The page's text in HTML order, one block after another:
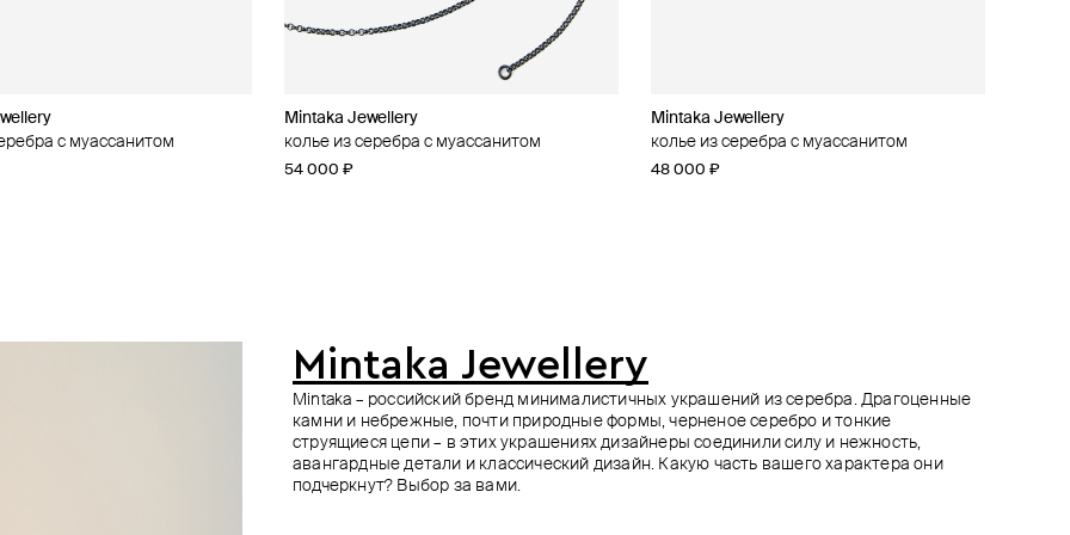
с муассанитом
Mintaka Jewellery
колье из серебра с муассанитом
54 000 ₽
Mintaka Jewellery
колье из серебра с муассанитом
48 000 ₽
из серебра
Gem Kingdom
черный фарфоровый пупс flipper на
цепочке из серебра
Mintaka Jewellery
колье из серебра с муассанитом
140 000 ₽
62 см
SHE IS MONO
подвеска из серебра plasma
65 000 ₽
SHE IS MONO
подвеска из серебра new moon
57 000 ₽
Margiela
кулон-печатка на тонкой
Ann Demeulemeester
кулон из серебра oumy book
53 600 ₽
Rick Owens
подвеска на цепи из латуни
48 000 ₽
Mintaka Jewellery
Mintaka – российский бренд минималистичных украшений из серебра. Драгоценные
камни и небрежные, почти природные формы, черненое серебро и тонкие
струящиеся цепи – в этих украшениях дизайнеры соединили силу и нежность,
авангардные детали и классический дизайн. Какую часть вашего характера они
подчеркнут? Выбор за вами.